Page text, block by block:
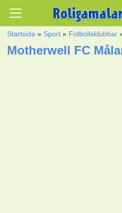
Startsida » Sport » Fotbollsklubbar
Motherwell FC